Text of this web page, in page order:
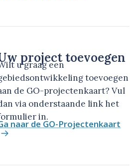
project toevoegen
u graag een
toevoegen
de GO-projectenkaart? Vul
via onderstaande link het
in.
naar de GO-Projectenkaart